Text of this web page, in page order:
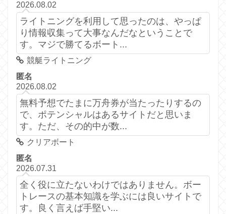
2026.08.02
ライトニングを利用して思ったのは、やっぱ
り情報収集って大事なんだなということで
す。マジで勝てるボート...
競艇ライトニング
匿名
2026.08.02
無料予想でたまに万舟券が当たったりするの
で、ポテンシャルはあるサイトだと思いま
す。ただ、その的中が数...
クリアボート
匿名
2026.07.31
全く役に立たないわけではありません。ボー
トレースの基本知識を学ぶには良いサイトで
す。良く言えば手堅い...